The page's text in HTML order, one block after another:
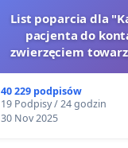
List poparcia dla
pacjenta do
zwierzęciem
40 229 podpisów
19 Podpisy / 24 godzin
30 Nov 2025